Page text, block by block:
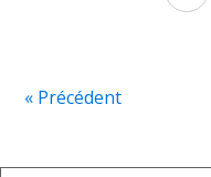
« Précédent